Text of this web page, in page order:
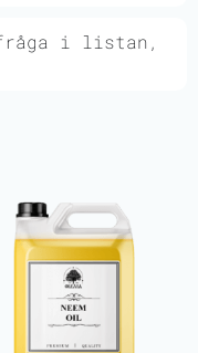
i listan,